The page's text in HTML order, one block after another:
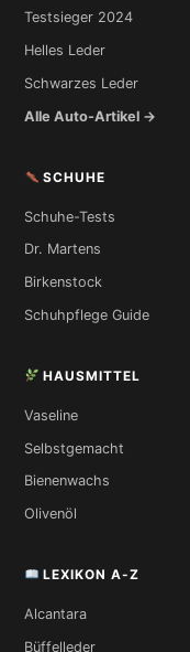
Testsieger 2024
Helles Leder
Schwarzes Leder
Alle Auto-Artikel →
SCHUHE
Schuhe-Tests
Dr. Martens
Birkenstock
Schuhpflege Guide
HAUSMITTEL
Vaseline
Selbstgemacht
Bienenwachs
Olivenöl
LEXIKON A-Z
Alcantara
Büffelleder